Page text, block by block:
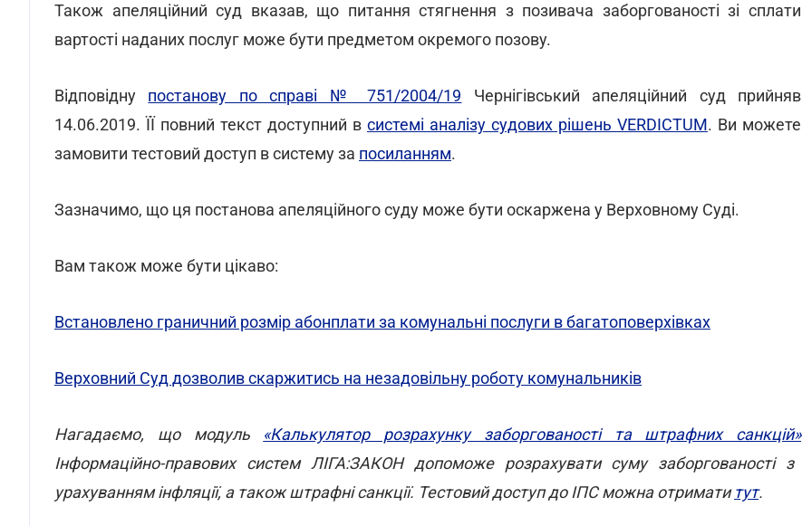
Також апеляційний суд вказав, що питання стягнення з позивача заборгованості зі сплати
вартості наданих послуг може бути предметом окремого позову.
Відповідну постанову по справі № 751/2004/19 Чернігівський апеляційний суд прийняв
14.06.2019. ЇЇ повний текст доступний в системі аналізу судових рішень VERDICTUM. Ви можете
замовити тестовий доступ в систему за посиланням.
Зазначимо, що ця постанова апеляційного суду може бути оскаржена у Верховному Суді.
Вам також може бути цікаво:
Встановлено граничний розмір абонплати за комунальні послуги в багатоповерхівках
Верховний Суд дозволив скаржитись на незадовільну роботу комунальників
Нагадаємо, що модуль «Калькулятор розрахунку заборгованості та штрафних санкцій»
Інформаційно-правових систем ЛІГА:ЗАКОН допоможе розрахувати суму заборгованості з
урахуванням інфляції, а також штрафні санкції. Тестовий доступ до ІПС можна отриматитут.